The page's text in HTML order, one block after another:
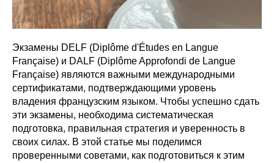
Экзамены DELF (Diplôme d'Études en Langue
Française) и DALF (Diplôme Approfondi de Langue
Française) являются важными международными
сертификатами, подтверждающими уровень
владения французским языком. Чтобы успешно сдать
эти экзамены, необходима систематическая
подготовка, правильная стратегия и уверенность в
своих силах. В этой статье мы поделимся
проверенными советами, как подготовиться к этим